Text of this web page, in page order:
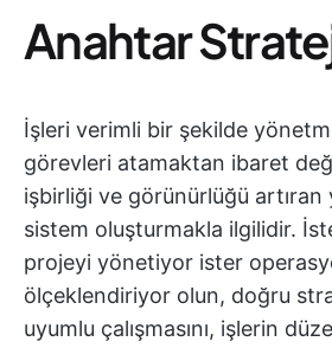
Anahtar
İşleri verimli bir şekilde
görevleri atamaktan ibaret
işbirliği ve görünürlüğü artıran
sistem oluşturmakla ilgilidir.
projeyi yönetiyor ister
ölçeklendiriyor olun, doğru
uyumlu çalışmasını, işlerin